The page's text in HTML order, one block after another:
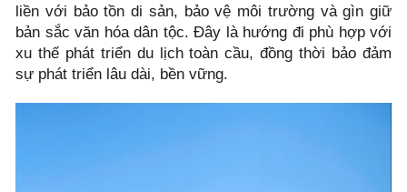
liền với bảo tồn di sản, bảo vệ môi trường và gìn giữ
bản sắc văn hóa dân tộc. Đây là hướng đi phù hợp với
xu thế phát triển du lịch toàn cầu, đồng thời bảo đảm
sự phát triển lâu dài, bền vững.